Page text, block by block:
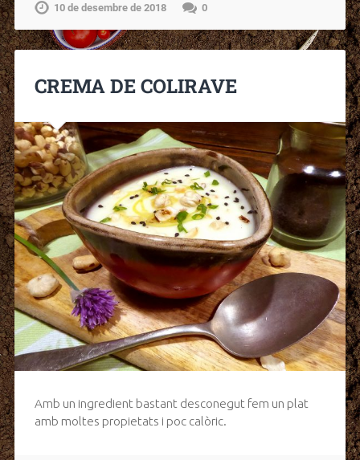
10 de desembre de 2018 0
CREMA DE COLIRAVE
Amb un ingredient bastant desconegut fem un plat
amb moltes propietats i poc calòric.